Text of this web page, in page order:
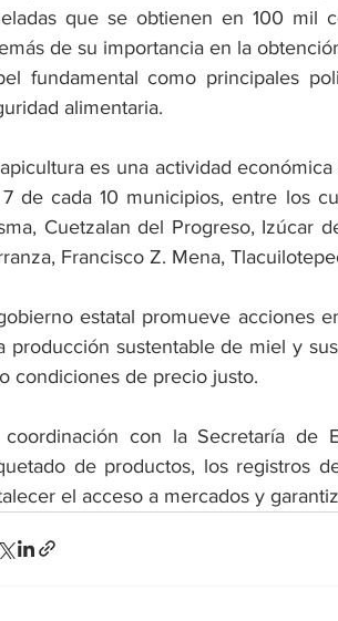
que se obtienen en 100 mil
de su importancia en la
fundamental como principales
alimentaria.
es una actividad
de cada 10 municipios, entre los
Cuetzalan del Progreso, Izúcar
Francisco Z. Mena,
estatal promueve acciones
producción sustentable de miel y
condiciones de precio justo.
coordinación con la Secretaría de
de productos, los registros
el acceso a mercados y